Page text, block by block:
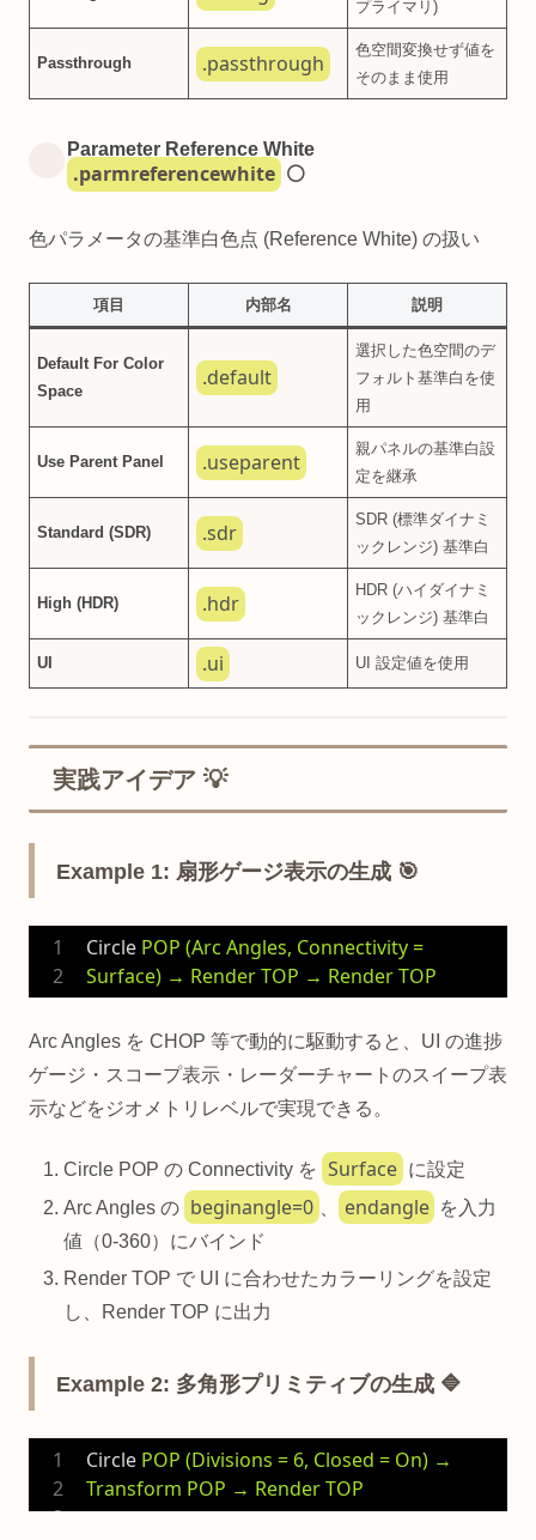
プライマリ)
Passthrough .passthrough
色空間変換せず値を
そのまま使用
Parameter Reference White
.parmreferencewhite ⚪
色パラメータの基準白色点 (Reference White) の扱い
項目 内部名 説明
Default For Color
Space
.default
選択した色空間のデ
フォルト基準白を使
用
Use Parent Panel .useparent
親パネルの基準白設
定を継承
Standard (SDR) .sdr
SDR (標準ダイナミ
ックレンジ) 基準白
High (HDR) .hdr
HDR (ハイダイナミ
ックレンジ) 基準白
UI .ui UI 設定値を使用
実践アイデア 💡
Example 1: 扇形ゲージ表示の生成 🎯
Circle POP (Arc Angles, Connectivity =
Surface) → Render TOP → Render TOP
Arc Angles を CHOP 等で動的に駆動すると、UI の進捗
ゲージ・スコープ表示・レーダーチャートのスイープ表
示などをジオメトリレベルで実現できる。
Circle POP の Connectivity を Surface に設定
Arc Angles の beginangle=0 endangle
を入力
値（0-360）にバインド
Render TOP で UI に合わせたカラーリングを設定
し、Render TOP に出力
Example 2: 多角形プリミティブの生成 🔷
Circle POP (Divisions = 6, Closed = On) →
Transform POP → Render TOP